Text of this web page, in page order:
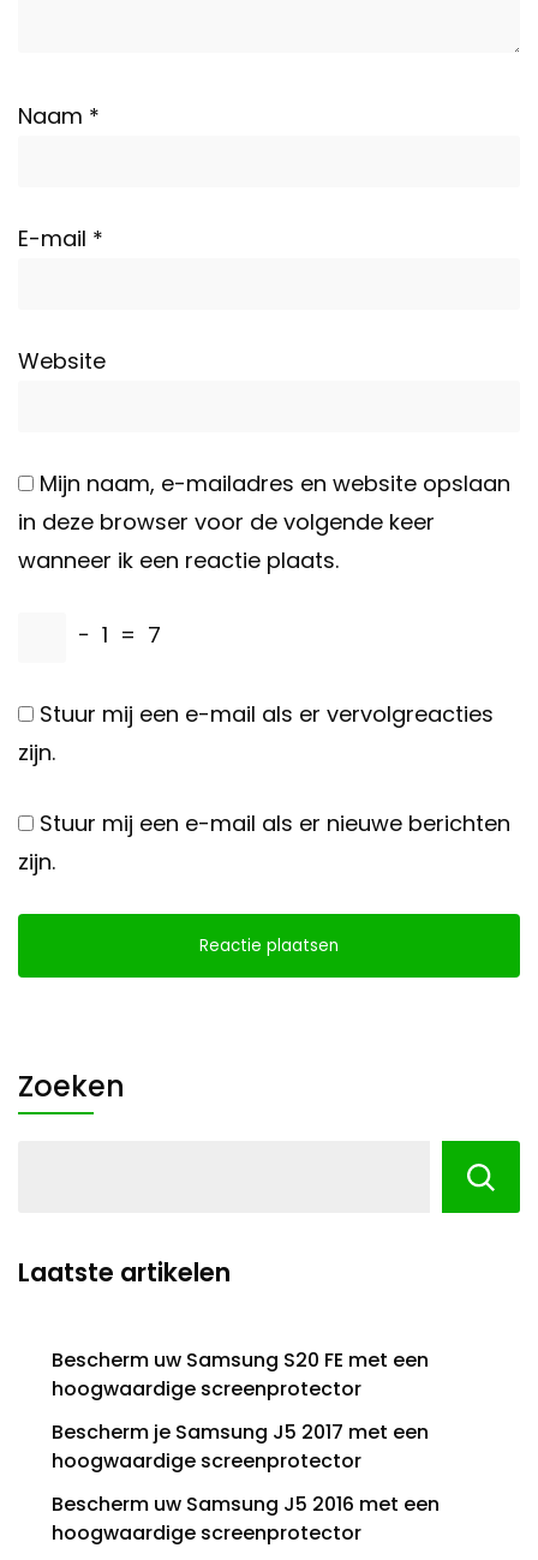
Naam *
E-mail *
Website
Mijn naam, e-mailadres en website opslaan
in deze browser voor de volgende keer
wanneer ik een reactie plaats.
− 1 = 7
Stuur mij een e-mail als er vervolgreacties
zijn.
Stuur mij een e-mail als er nieuwe berichten
zijn.
Zoeken
Laatste artikelen
Bescherm uw Samsung S20 FE met een
hoogwaardige screenprotector
Bescherm je Samsung J5 2017 met een
hoogwaardige screenprotector
Bescherm uw Samsung J5 2016 met een
hoogwaardige screenprotector